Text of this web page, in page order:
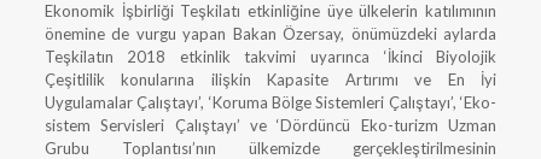
Ekonomik İşbirliği Teşkilatı etkinliğine üye ülkelerin katılımının
önemine de vurgu yapan Bakan Özersay, önümüzdeki aylarda
Teşkilatın 2018 etkinlik takvimi uyarınca ‘İkinci Biyolojik
Çeşitlilik konularına ilişkin Kapasite Artırımı ve En İyi
Uygulamalar Çalıştayı’, ‘Koruma Bölge Sistemleri Çalıştayı’, ‘Eko-
sistem Servisleri Çalıştayı’ ve ‘Dördüncü Eko-turizm Uzman
Grubu Toplantısı’nın ülkemizde gerçekleştirilmesinin